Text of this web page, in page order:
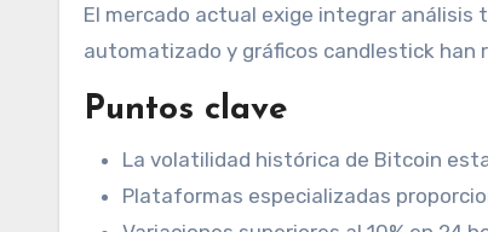
El mercado actual exige integrar
automatizado y gráficos candlestick han
Puntos clave
La volatilidad histórica de Bitcoin
Plataformas especializadas